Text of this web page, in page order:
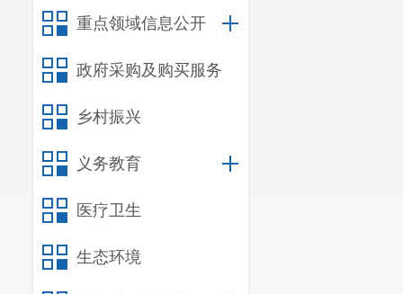
重点领域信息公开
政府采购及购买服务
乡村振兴
义务教育
医疗卫生
生态环境